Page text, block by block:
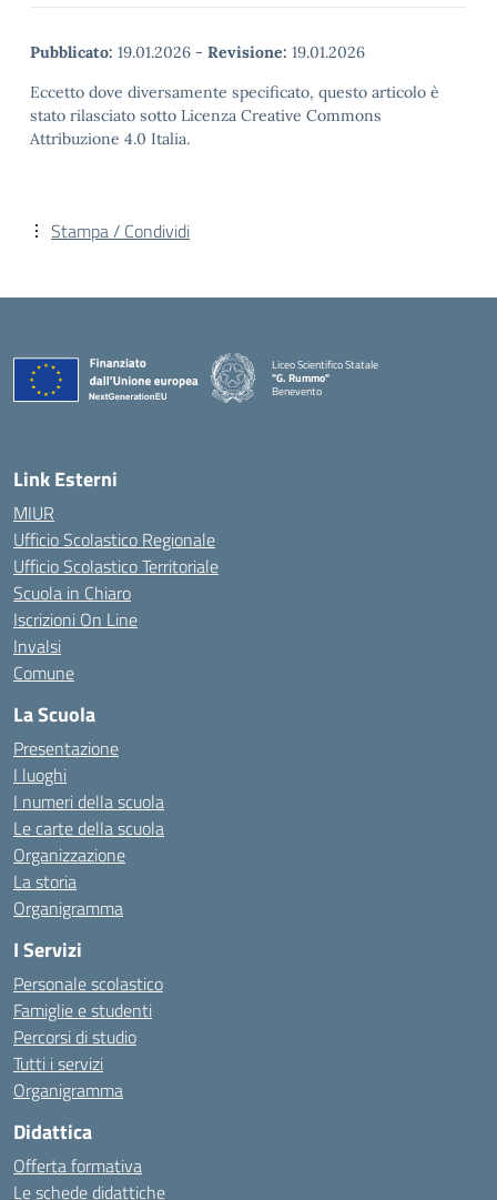
Pubblicato: 19.01.2026 - Revisione: 19.01.2026
Eccetto dove diversamente specificato, questo articolo è
stato rilasciato sotto Licenza Creative Commons
Attribuzione 4.0 Italia.
Stampa / Condividi
Liceo Scientifico Statale
"G. Rummo"
Benevento
Link Esterni
MIUR
Ufficio Scolastico Regionale
Ufficio Scolastico Territoriale
Scuola in Chiaro
Iscrizioni On Line
Invalsi
Comune
La Scuola
Presentazione
I luoghi
I numeri della scuola
Le carte della scuola
Organizzazione
La storia
Organigramma
I Servizi
Personale scolastico
Famiglie e studenti
Percorsi di studio
Tutti i servizi
Organigramma
Didattica
Offerta formativa
Le schede didattiche